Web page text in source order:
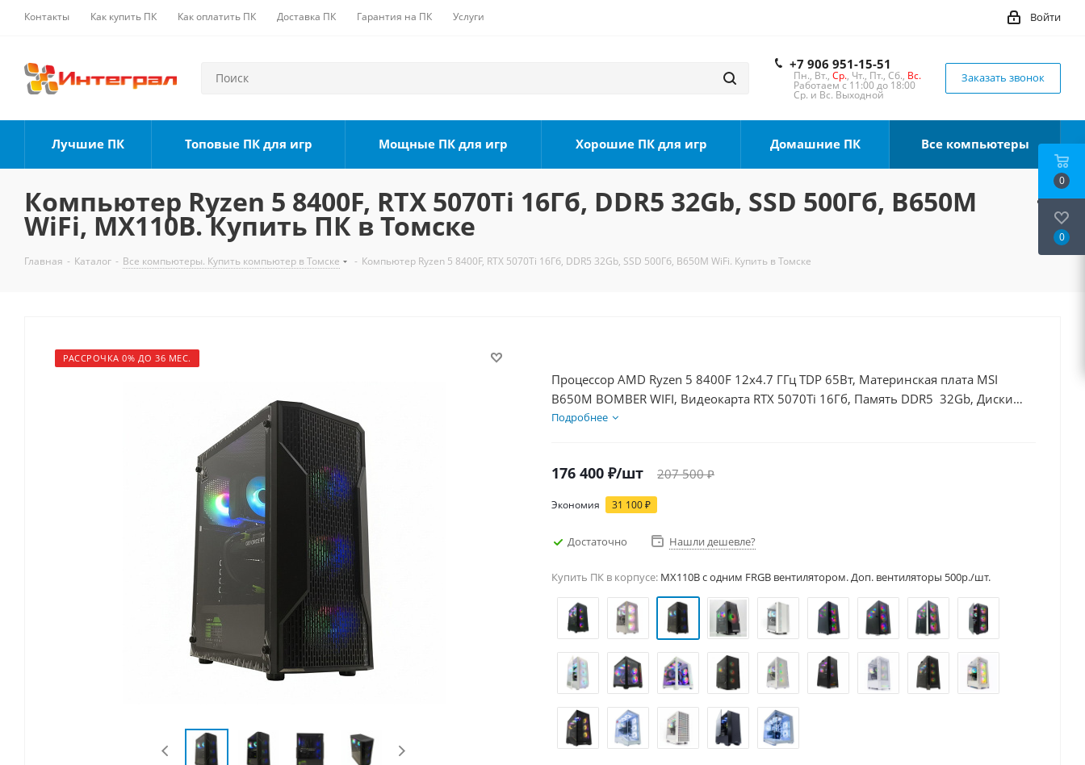
Контакты Как купить ПК Как оплатить ПК Доставка ПК Гарантия на ПК Услуги Войти
+7 906 951-15-51
Пн., Вт., Ср., Чт., Пт., Сб., Вс.
Работаем с 11:00 до 18:00
Ср. и Вс. Выходной
Заказать звонок
Лучшие ПК Топовые ПК для игр Мощные ПК для игр Хорошие ПК для игр Домашние ПК Все компьютеры
Компьютер Ryzen 5 8400F, RTX 5070Ti 16Гб, DDR5 32Gb, SSD 500Гб, B650M
WiFi, MX110B. Купить ПК в Томске
Главная - Каталог - Все компьютеры. Купить компьютер в Томске - Компьютер Ryzen 5 8400F, RTX 5070Ti 16Гб, DDR5 32Gb, SSD 500Гб, B650M WiFi. Купить в Томске
РАССРОЧКА 0% ДО 36 МЕС.
Процессор AMD Ryzen 5 8400F 12x4.7 ГГц TDP 65Вт, Материнская плата MSI
B650M BOMBER WIFI, Видеокарта RTX 5070Ti 16Гб, Память DDR5 32Gb, Диски
SSD 500Гб, БП 850Вт
Подробнее
176 400 ₽/шт 207 500₽
Экономия 31 100₽
Достаточно Нашли дешевле?
Купить ПК в корпусе: MX110B c одним FRGB вентилятором. Доп. вентиляторы 500р./шт.
0
0